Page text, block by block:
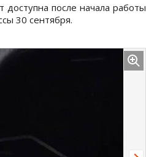
после начала работы
30 сентября.